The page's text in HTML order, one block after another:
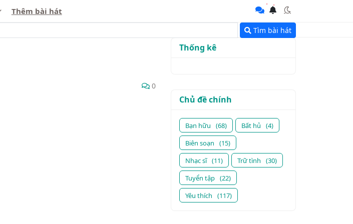
Thêm bài hát
Tìm bài hát
0
Thống kê
Chủ đề chính
Bạn hữu (68) Bất hủ
(4)
Biên soạn
(15)
Nhạc sĩ (11) Trữ tình
(30)
Tuyển tập (22)
Yêu thích
(117)